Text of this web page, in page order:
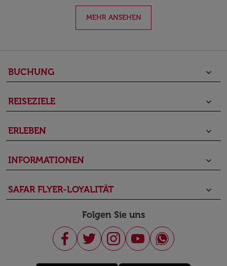
MEHR ANSEHEN
BUCHUNG keyboard_arrow_down
REISEZIELE keyboard_arrow_down
ERLEBEN keyboard_arrow_down
INFORMATIONEN keyboard_arrow_down
SAFAR FLYER-LOYALITÄT keyboard_arrow_down
Folgen Sie uns